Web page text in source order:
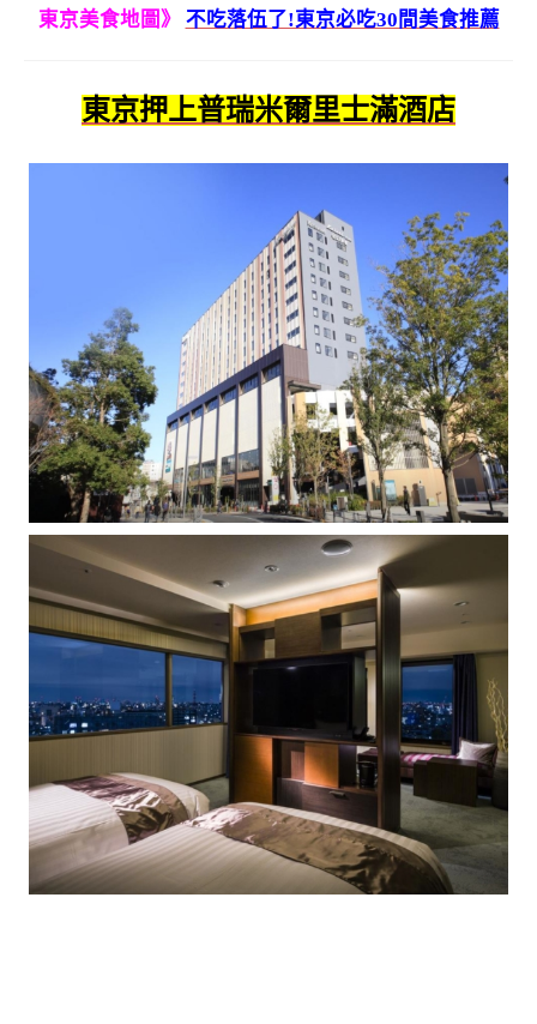
東京美食地圖》 不吃落伍了!東京必吃30間美食推薦
東京押上普瑞米爾里士滿酒店